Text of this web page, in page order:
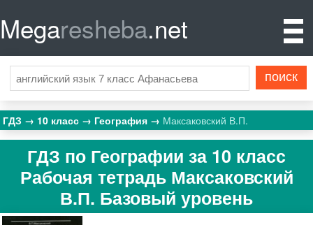
Megaresheba.net
ГДЗ 10 класс География Максаковский В.П.
ГДЗ по Географии за 10 класс
Рабочая тетрадь Максаковский
В.П. Базовый уровень